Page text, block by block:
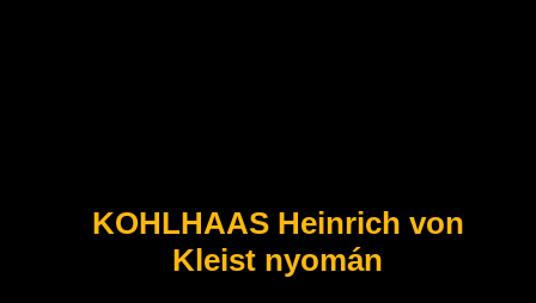
KOHLHAAS Heinrich von
Kleist nyomán